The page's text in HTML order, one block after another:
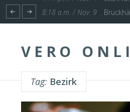
1:17 p.m. / Nov. 4 Start
VERO
Tag: Bezirk